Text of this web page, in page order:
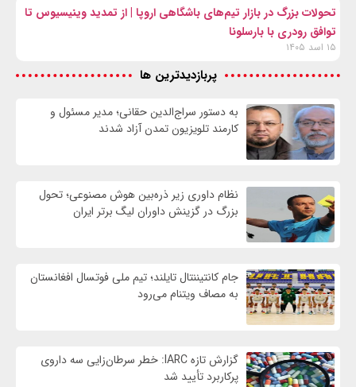
تحولات بزرگ در بازار تیم‌های باشگاهی اروپا | از تمدید وینیسیوس تا
توافق رودری با بارسلونا
۱۵ اسد ۱۴۰۵
پربازدیدترین ها
به دستور سراج‌الدین حقانی؛ مدیر مسئول و
کارمند تلویزیون تمدن آزاد شدند
نظام داوری زیر ذره‌بین هوش مصنوعی؛ تحول
بزرگ در گزینش داوران لیگ برتر ایران
جام کانتیننتال تایلند؛ تیم ملی فوتسال افغانستان
به مصاف ویتنام می‌رود
گزارش تازه IARC: خطر سرطان‌زایی سه داروی
پرکاربرد تأیید شد